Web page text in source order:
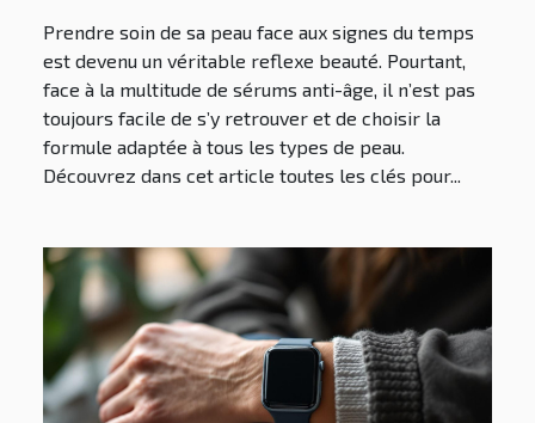
Prendre soin de sa peau face aux signes du temps
est devenu un véritable reflexe beauté. Pourtant,
face à la multitude de sérums anti-âge, il n’est pas
toujours facile de s’y retrouver et de choisir la
formule adaptée à tous les types de peau.
Découvrez dans cet article toutes les clés pour...